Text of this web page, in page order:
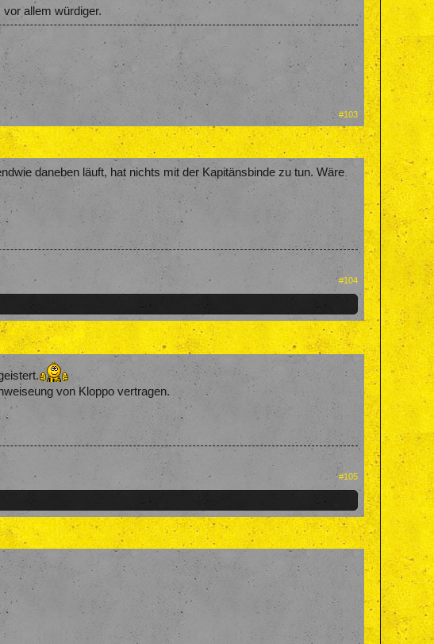
allem würdiger.
#103
daneben läuft, hat nichts mit der Kapitänsbinde zu tun. Wäre
#104
von Kloppo vertragen.
#105